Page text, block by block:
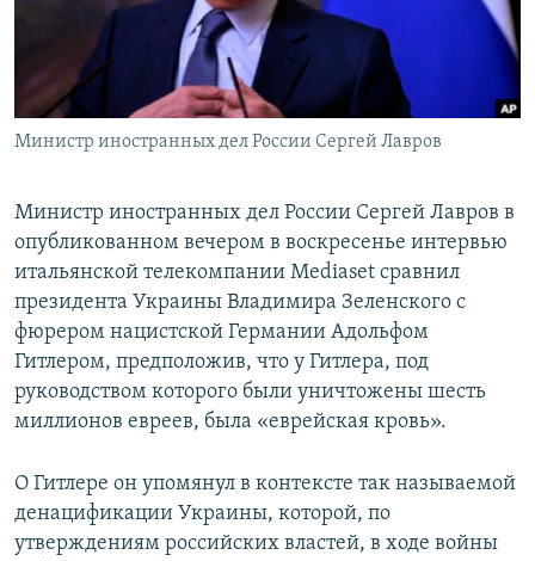
Министр иностранных дел России Сергей Лавров
Министр иностранных дел России Сергей Лавров в
опубликованном вечером в воскресенье интервью
итальянской телекомпании Mediaset сравнил
президента Украины Владимира Зеленского с
фюрером нацистской Германии Адольфом
Гитлером, предположив, что у Гитлера, под
руководством которого были уничтожены шесть
миллионов евреев, была «еврейская кровь».
О Гитлере он упомянул в контексте так называемой
денацификации Украины, которой, по
утверждениям российских властей, в ходе войны